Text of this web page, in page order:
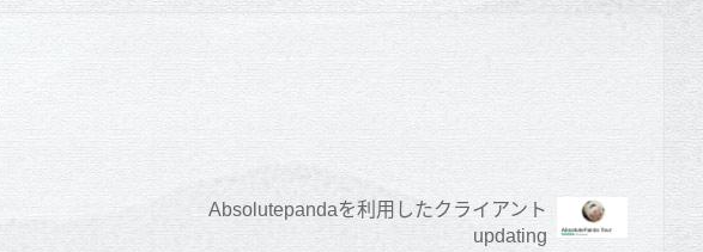
Absolutepandaを利用したクライアント
updating